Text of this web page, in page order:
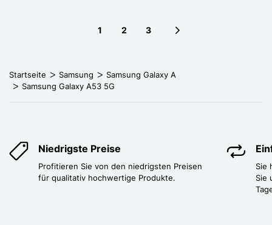
1 2 3
Startseite Samsung
Samsung Galaxy A
Samsung Galaxy A53 5G
Niedrigste Preise
Profitieren Sie von den niedrigsten Preisen
für qualitativ hochwertige Produkte.
Sie
Sie